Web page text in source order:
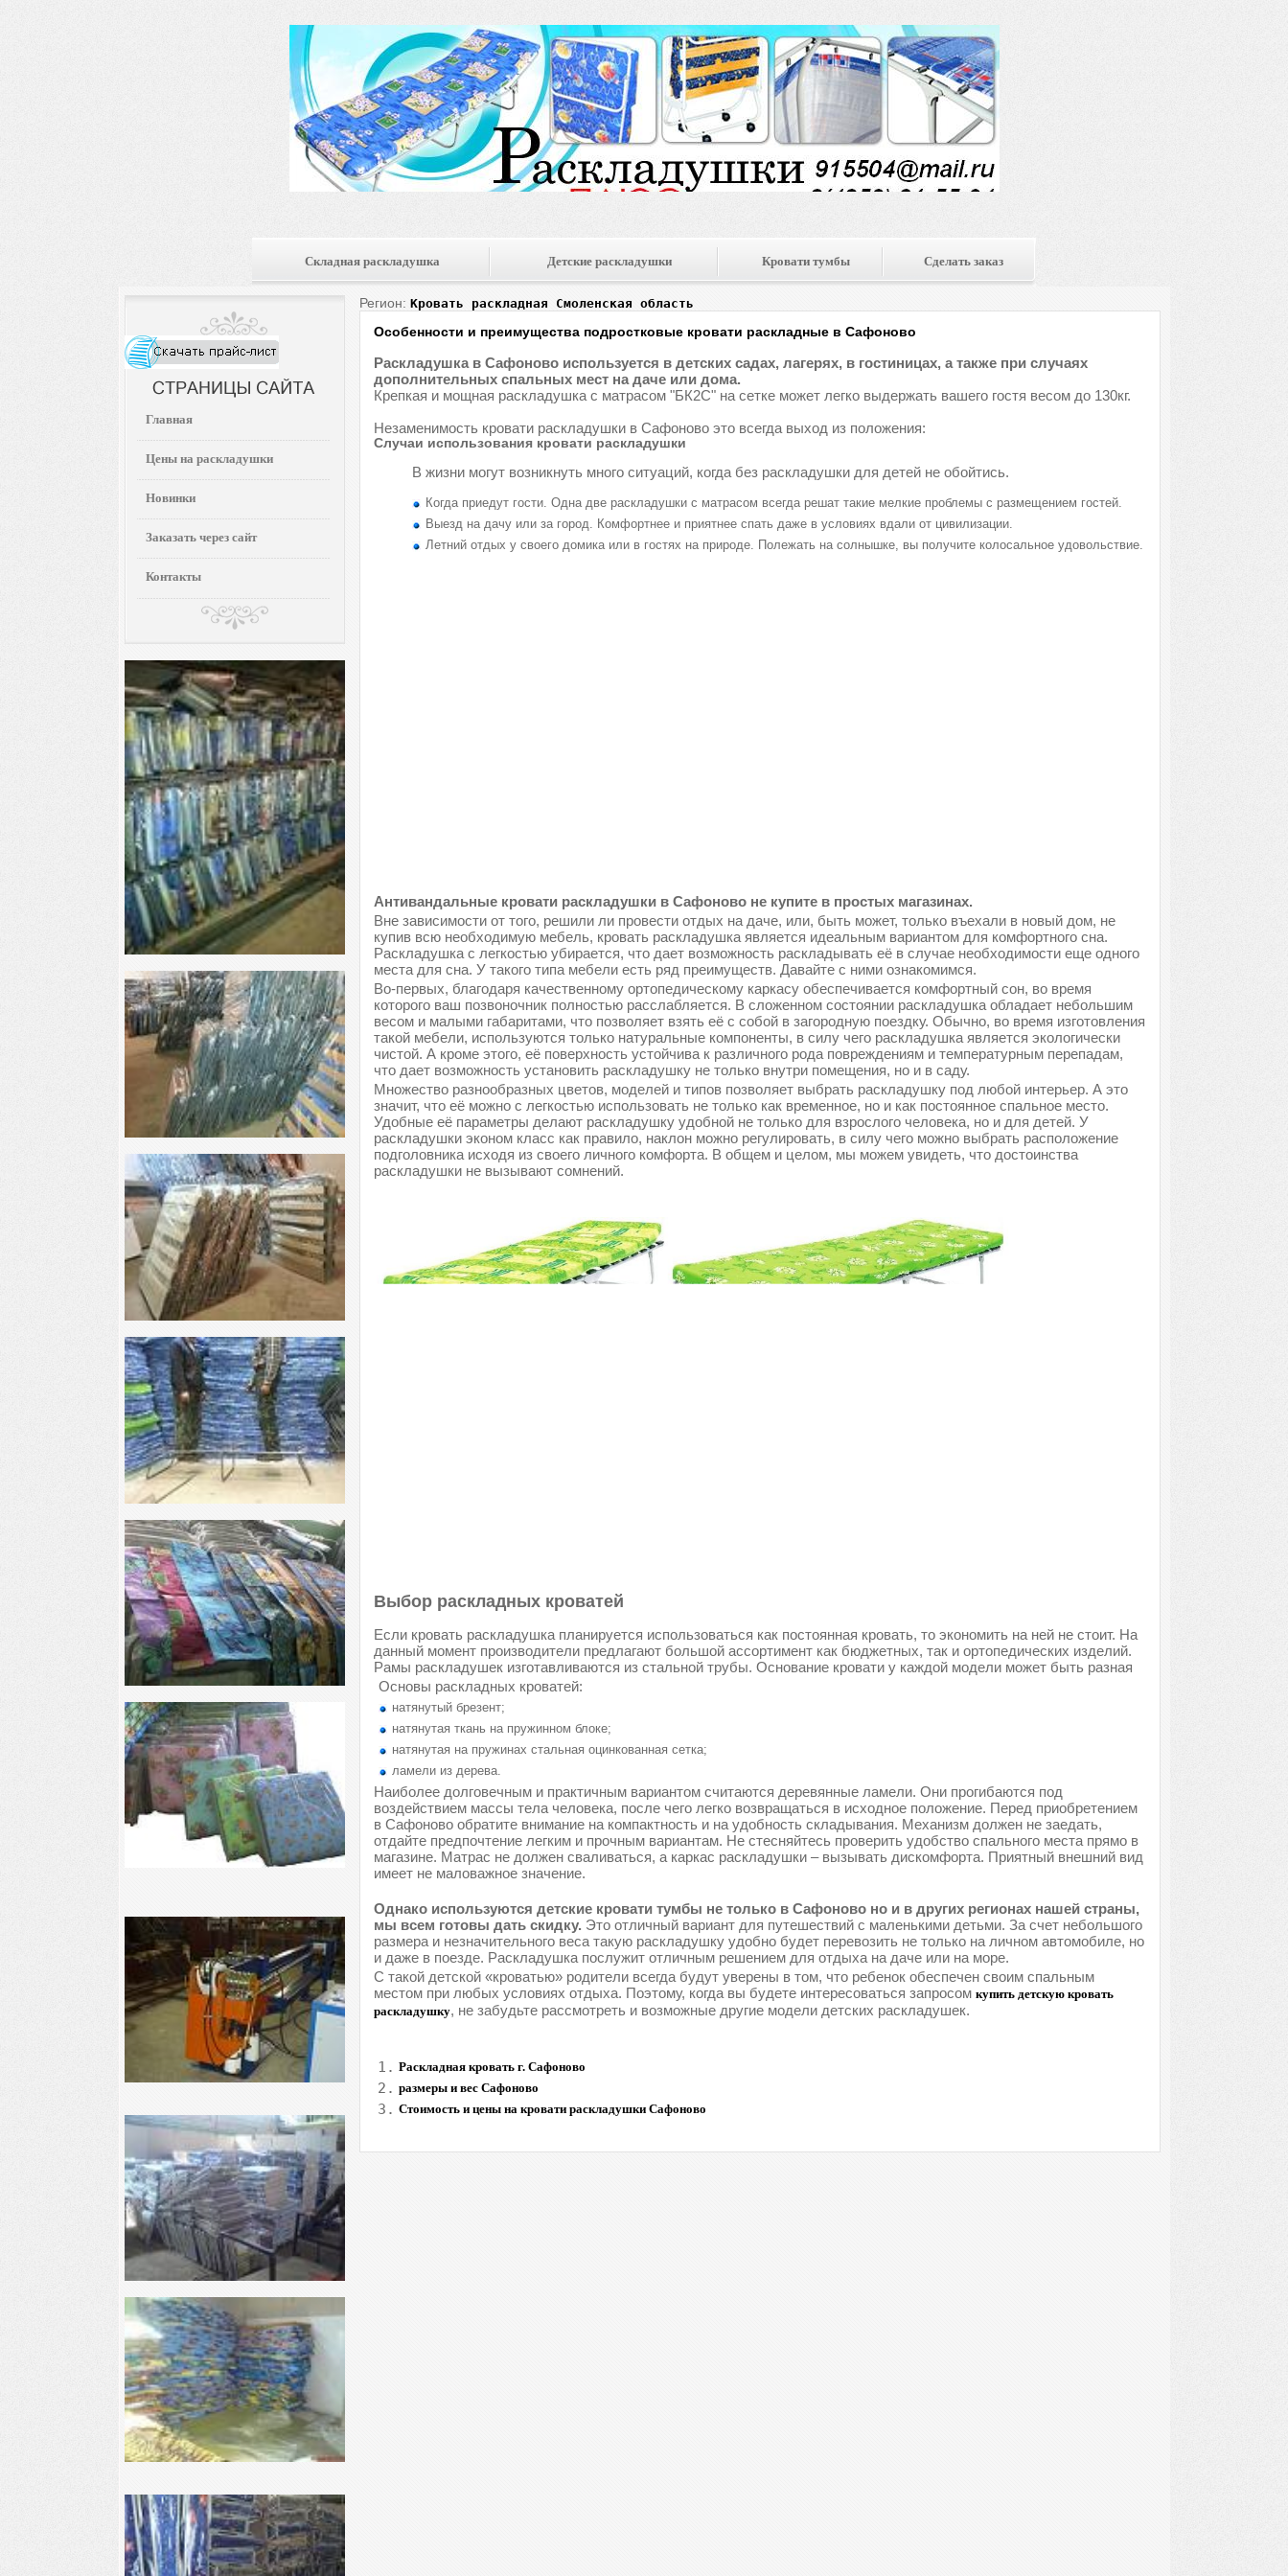
Складная раскладушка Детские раскладушки Кровати тумбы Сделать заказ
Главная
Цены на раскладушки
Новинки
Заказать через сайт
Контакты
Регион: Кровать раскладная Смоленская область
Особенности и преимущества подростковые кровати раскладные в Сафоново
Раскладушка в Сафоново используется в детских садах, лагерях, в гостиницах, а также при случаях
дополнительных спальных мест на даче или дома.
Крепкая и мощная раскладушка с матрасом "БК2С" на сетке может легко выдержать вашего гостя весом до 130кг.
Незаменимость кровати раскладушки в Сафоново это всегда выход из положения:
Случаи использования кровати раскладушки
В жизни могут возникнуть много ситуаций, когда без раскладушки для детей не обойтись.
Когда приедут гости. Одна две раскладушки с матрасом всегда решат такие мелкие проблемы с размещением гостей.
Выезд на дачу или за город. Комфортнее и приятнее спать даже в условиях вдали от цивилизации.
Летний отдых у своего домика или в гостях на природе. Полежать на солнышке, вы получите колосальное удовольствие.
Антивандальные кровати раскладушки в Сафоново не купите в простых магазинах.
Вне зависимости от того, решили ли провести отдых на даче, или, быть может, только въехали в новый дом, не
купив всю необходимую мебель, кровать раскладушка является идеальным вариантом для комфортного сна.
Раскладушка с легкостью убирается, что дает возможность раскладывать её в случае необходимости еще одного
места для сна. У такого типа мебели есть ряд преимуществ. Давайте с ними ознакомимся.
Во-первых, благодаря качественному ортопедическому каркасу обеспечивается комфортный сон, во время
которого ваш позвоночник полностью расслабляется. В сложенном состоянии раскладушка обладает небольшим
весом и малыми габаритами, что позволяет взять её с собой в загородную поездку. Обычно, во время изготовления
такой мебели, используются только натуральные компоненты, в силу чего раскладушка является экологически
чистой. А кроме этого, её поверхность устойчива к различного рода повреждениям и температурным перепадам,
что дает возможность установить раскладушку не только внутри помещения, но и в саду.
Множество разнообразных цветов, моделей и типов позволяет выбрать раскладушку под любой интерьер. А это
значит, что её можно с легкостью использовать не только как временное, но и как постоянное спальное место.
Удобные её параметры делают раскладушку удобной не только для взрослого человека, но и для детей. У
раскладушки эконом класс как правило, наклон можно регулировать, в силу чего можно выбрать расположение
подголовника исходя из своего личного комфорта. В общем и целом, мы можем увидеть, что достоинства
раскладушки не вызывают сомнений.
Выбор раскладных кроватей
Если кровать раскладушка планируется использоваться как постоянная кровать, то экономить на ней не стоит. На
данный момент производители предлагают большой ассортимент как бюджетных, так и ортопедических изделий.
Рамы раскладушек изготавливаются из стальной трубы. Основание кровати у каждой модели может быть разная
Основы раскладных кроватей:
натянутый брезент;
натянутая ткань на пружинном блоке;
натянутая на пружинах стальная оцинкованная сетка;
ламели из дерева.
Наиболее долговечным и практичным вариантом считаются деревянные ламели. Они прогибаются под
воздействием массы тела человека, после чего легко возвращаться в исходное положение. Перед приобретением
в Сафоново обратите внимание на компактность и на удобность складывания. Механизм должен не заедать,
отдайте предпочтение легким и прочным вариантам. Не стесняйтесь проверить удобство спального места прямо в
магазине. Матрас не должен сваливаться, а каркас раскладушки – вызывать дискомфорта. Приятный внешний вид
имеет не маловажное значение.
Однако используются детские кровати тумбы не только в Сафоново но и в других регионах нашей страны,
мы всем готовы дать скидку. Это отличный вариант для путешествий с маленькими детьми. За счет небольшого
размера и незначительного веса такую раскладушку удобно будет перевозить не только на личном автомобиле, но
и даже в поезде. Раскладушка послужит отличным решением для отдыха на даче или на море.
С такой детской «кроватью» родители всегда будут уверены в том, что ребенок обеспечен своим спальным
местом при любых условиях отдыха. Поэтому, когда вы будете интересоваться запросом купить детскую кровать
раскладушку, не забудьте рассмотреть и возможные другие модели детских раскладушек.
1. Раскладная кровать г. Сафоново
2. размеры и вес Сафоново
3. Стоимость и цены на кровати раскладушки Сафоново